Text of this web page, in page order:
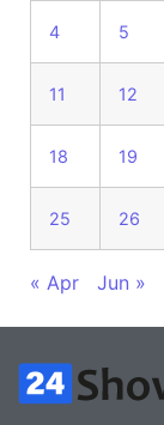
4 5
11 12
18 19
25 26
« Apr Jun »